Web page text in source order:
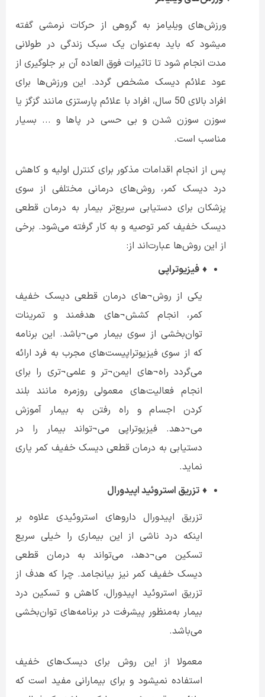
ورزش‌های ویلیامز به گروهی از حرکات نرمشی گفته
میشود که باید به‌عنوان یک سبک زندگی در طولانی
مدت انجام شود تا تاثیرات فوق العاده آن بر جلوگیری از
عود علائم دیسک مشخص گردد. این ورزش‌ها برای
افراد بالای 50 سال، افراد با علائم پارستزی مانند گزگز یا
سوزن سوزن شدن و بی حسی در پاها و ... بسیار
مناسب است.
پس از انجام اقدامات مذکور برای کنترل اولیه و کاهش
درد دیسک کمر، روش‌های درمانی مختلفی از سوی
پزشکان برای دستیابی سریع‌تر بیمار به درمان قطعی
دیسک خفیف کمر توصیه و به کار گرفته می‌شود. برخی
از این روش‌ها عبارت‌اند از:
♦ فیزیوتراپی
یکی از روش¬های درمان قطعی دیسک خفیف
کمر، انجام کشش¬های هدفمند و تمرینات
توان‌بخشی از سوی بیمار می¬باشد. این برنامه
که از سوی فیزیوتراپیست‌های مجرب به فرد ارائه
می‌گردد راه¬های ایمن¬تر و علمی¬تری را برای
انجام فعالیت‌های معمولی روزمره مانند بلند
کردن اجسام و راه رفتن به بیمار آموزش
می¬دهد. فیزیوتراپی می¬تواند بیمار را در
دستیابی به درمان قطعی دیسک خفیف کمر یاری
نماید.
♦ تزریق استروئید اپیدورال
تزریق اپیدورال داروهای استروئیدی علاوه بر
اینکه درد ناشی از این بیماری را خیلی سریع
تسکین می¬دهد، می‌تواند به درمان قطعی
دیسک خفیف کمر نیز بیانجامد. چرا که هدف از
تزریق استروئید اپیدورال، کاهش و تسکین درد
بیمار به‌منظور پیشرفت در برنامه‌های توان‌بخشی
می‌باشد.
معمولا از این روش برای دیسک‌های خفیف
استفاده نمیشود و برای بیمارانی مفید است که